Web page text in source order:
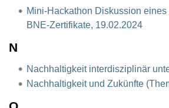
Mini-Hackathon Diskussion eines
BNE-Zertifikate, 19.02.2024
N
Nachhaltigkeit interdisziplinär
Nachhaltigkeit und Zukünfte